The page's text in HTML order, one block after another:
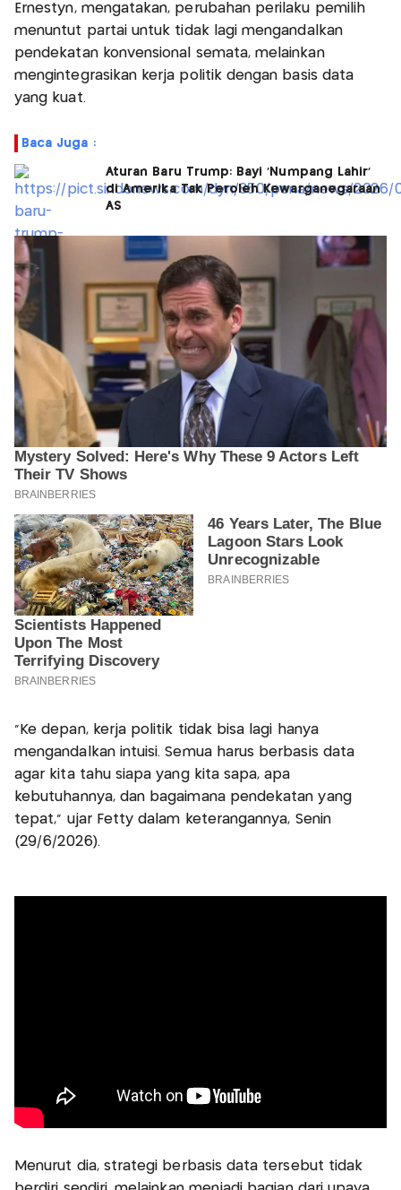
Ernestyn, mengatakan, perubahan perilaku pemilih
menuntut partai untuk tidak lagi mengandalkan
pendekatan konvensional semata, melainkan
mengintegrasikan kerja politik dengan basis data
yang kuat.
Baca Juga :
Aturan Baru Trump: Bayi 'Numpang Lahir'
di Amerika Tak Peroleh Kewarganegaraan
AS
“Ke depan, kerja politik tidak bisa lagi hanya
mengandalkan intuisi. Semua harus berbasis data
agar kita tahu siapa yang kita sapa, apa
kebutuhannya, dan bagaimana pendekatan yang
tepat,” ujar Fetty dalam keterangannya, Senin
(29/6/2026).
Menurut dia, strategi berbasis data tersebut tidak